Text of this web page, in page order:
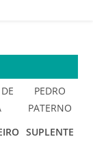
PEDRO
PATERNO
SUPLENTE